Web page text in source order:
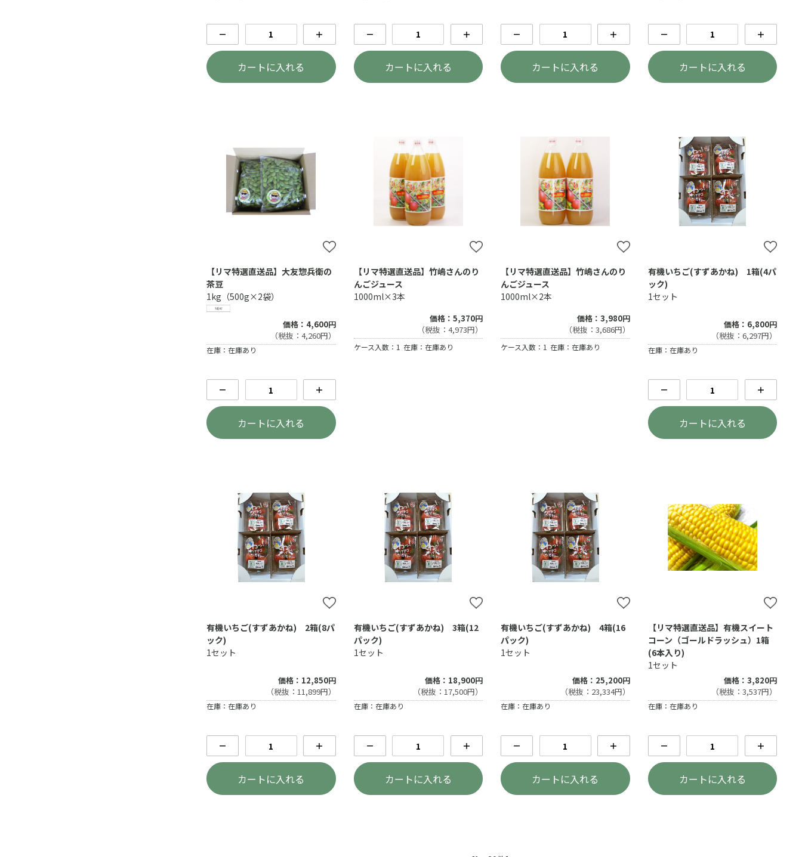
－ ＋
カートに入れる
－ ＋
カートに入れる
－ ＋
カートに入れる
－ ＋
カートに入れる
【リマ特選直送品】大友惣兵衛の
茶豆
1kg（500g×2袋）
価格：4,600円
（税抜：4,260円）
在庫：在庫あり
－ ＋
カートに入れる
【リマ特選直送品】竹嶋さんのり
んごジュース
1000ml×3本
価格：5,370円
（税抜：4,973円）
ケース入数：1 在庫：在庫あり
【リマ特選直送品】竹嶋さんのり
んごジュース
1000ml×2本
価格：3,980円
（税抜：3,686円）
ケース入数：1 在庫：在庫あり
有機いちご(すずあかね) 1箱(4パ
ック)
1セット
価格：6,800円
（税抜：6,297円）
在庫：在庫あり
－ ＋
カートに入れる
有機いちご(すずあかね) 2箱(8パ
ック)
1セット
価格：12,850円
（税抜：11,899円）
在庫：在庫あり
－ ＋
カートに入れる
有機いちご(すずあかね) 3箱(12
パック)
1セット
価格：18,900円
（税抜：17,500円）
在庫：在庫あり
－ ＋
カートに入れる
有機いちご(すずあかね) 4箱(16
パック)
1セット
価格：25,200円
（税抜：23,334円）
在庫：在庫あり
－ ＋
カートに入れる
【リマ特選直送品】有機スイート
コーン（ゴールドラッシュ）1箱
(6本入り)
1セット
価格：3,820円
（税抜：3,537円）
在庫：在庫あり
－ ＋
カートに入れる